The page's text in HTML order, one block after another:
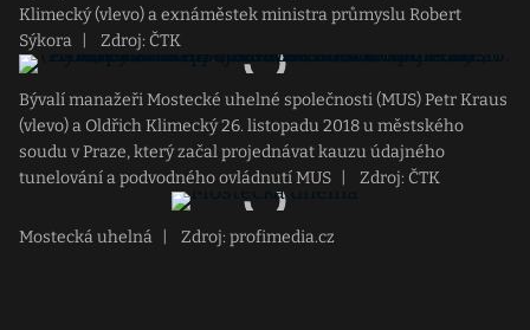
Klimecký (vlevo) a exnáměstek ministra průmyslu Robert
Sýkora
Zdroj: ČTK
Bývalí manažeři Mostecké uhelné společnosti (MUS) Petr Kraus
(vlevo) a Oldřich Klimecký 26. listopadu 2018 u městského
soudu v Praze, který začal projednávat kauzu údajného
tunelování a podvodného ovládnutí MUS
Zdroj: ČTK
Mostecká uhelná Zdroj: profimedia.cz